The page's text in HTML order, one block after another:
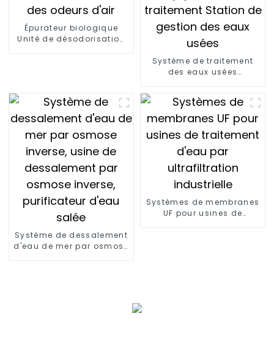
Épurateur biologique
Unité de désodorisation
Système de traitement
des eaux usées
de traitement Station de
gestion des eaux usées
Système de dessalement
d'eau de mer par osmose
Systèmes de membranes
UF pour usines de